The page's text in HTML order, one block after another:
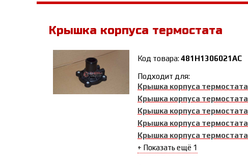
Крышка корпуса термостата
Код товара:481H1306021AC
Подходит для:
Крышка корпуса термостата
Крышка корпуса термостата
Крышка корпуса термостата
Крышка корпуса термостата
Крышка корпуса термостата
+ Показать ещё 1